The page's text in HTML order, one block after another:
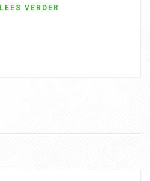
LEES VERDER